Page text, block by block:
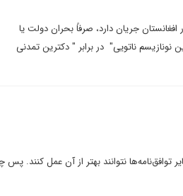
افغانستان جریان دارد، صرفاً بحران دولت یا
ناتویی" در برابر " دکترین تمدنی
توافق‌نامه‌ها نتوانند بهتر از آن عمل کنند. پس